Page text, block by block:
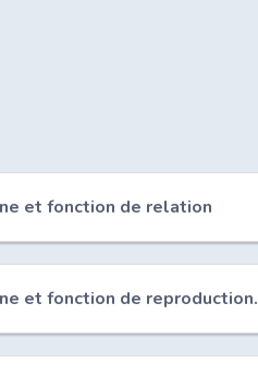
et fonction de relation
et fonction de reproduction.